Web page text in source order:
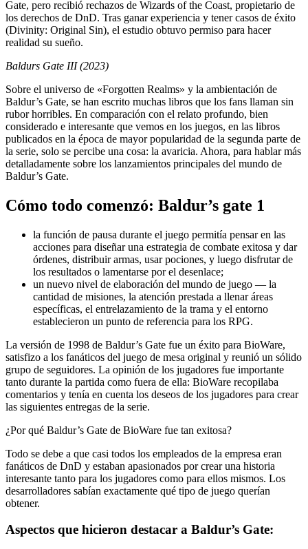
Gate, pero recibió rechazos de Wizards of the Coast, propietario de
los derechos de DnD. Tras ganar experiencia y tener casos de éxito
(Divinity: Original Sin), el estudio obtuvo permiso para hacer
realidad su sueño.
Baldurs Gate III (2023)
Sobre el universo de «Forgotten Realms» y la ambientación de
Baldur’s Gate, se han escrito muchas libros que los fans llaman sin
rubor horribles. En comparación con el relato profundo, bien
considerado e interesante que vemos en los juegos, en las libros
publicados en la época de mayor popularidad de la segunda parte de
la serie, solo se percibe una cosa: la avaricia. Ahora, para hablar más
detalladamente sobre los lanzamientos principales del mundo de
Baldur’s Gate.
Cómo todo comenzó: Baldur’s gate 1
la función de pausa durante el juego permitía pensar en las
acciones para diseñar una estrategia de combate exitosa y dar
órdenes, distribuir armas, usar pociones, y luego disfrutar de
los resultados o lamentarse por el desenlace;
un nuevo nivel de elaboración del mundo de juego — la
cantidad de misiones, la atención prestada a llenar áreas
específicas, el entrelazamiento de la trama y el entorno
establecieron un punto de referencia para los RPG.
La versión de 1998 de Baldur’s Gate fue un éxito para BioWare,
satisfizo a los fanáticos del juego de mesa original y reunió un sólido
grupo de seguidores. La opinión de los jugadores fue importante
tanto durante la partida como fuera de ella: BioWare recopilaba
comentarios y tenía en cuenta los deseos de los jugadores para crear
las siguientes entregas de la serie.
¿Por qué Baldur’s Gate de BioWare fue tan exitosa?
Todo se debe a que casi todos los empleados de la empresa eran
fanáticos de DnD y estaban apasionados por crear una historia
interesante tanto para los jugadores como para ellos mismos. Los
desarrolladores sabían exactamente qué tipo de juego querían
obtener.
Aspectos que hicieron destacar a Baldur’s Gate: